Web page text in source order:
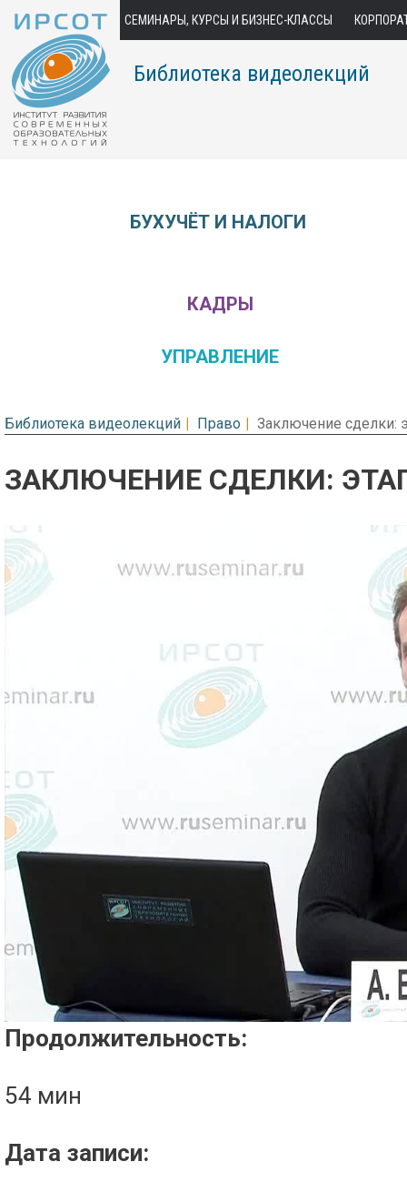
СЕМИНАРЫ, КУРСЫ И БИЗНЕС-КЛАССЫ
Библиотека видеолекций
БУХУЧЁТ И НАЛОГИ
КАДРЫ
УПРАВЛЕНИЕ
Библиотека видеолекций Право Заключение сделки:
ЗАКЛЮЧЕНИЕ СДЕЛКИ:
Предварительный просмотр.
Продолжительность:
54 мин
Дата записи: